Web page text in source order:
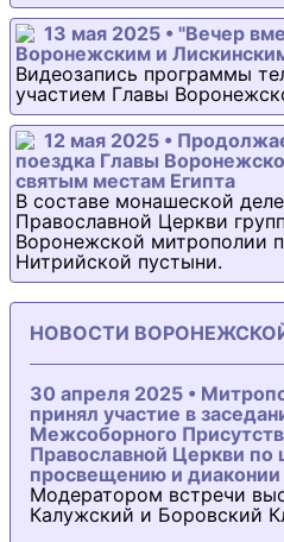
13 мая 2025 • "Вечер
Воронежским и
Видеозапись программы
участием Главы
12 мая 2025 •
поездка Главы
святым местам Египта
В составе монашеской
Православной Церкви
Воронежской митрополии
Нитрийской пустыни.
НОВОСТИ
30 апреля 2025 •
принял участие в
Межсоборного
Православной Церкви по
просвещению и диаконии
Модератором встречи
Калужский и Боровский